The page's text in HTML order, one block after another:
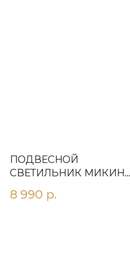
ПОДВЕСНОЙ
СВЕТИЛЬНИК МИКИНO
8 990 р.